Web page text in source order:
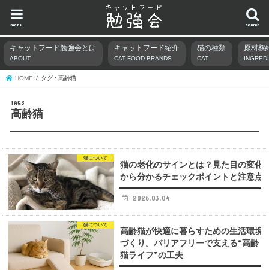
search
menu
キャットフード勉強会とは
ABOUT
キャットフード紹介
CAT FOOD BRANDS
猫の種類
CAT
原材料
HOME タグ : 高齢猫
高齢猫
猫について
猫の老化のサインとは？見た目の変化
から分かるチェックポイントと注意点
2026.03.04
猫について
高齢猫が快適に暮らすための生活環境
づくり。バリアフリーで支える“高齢
猫ライフ”の工夫